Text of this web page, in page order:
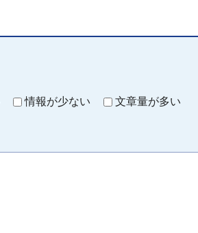
情報が少ない 文章量が多い